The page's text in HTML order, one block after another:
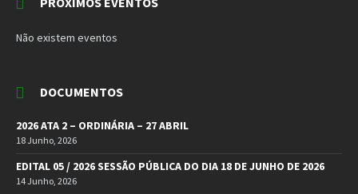
Não existem eventos
DOCUMENTOS
2026 ATA 2 – ORDINÁRIA – 27 ABRIL
18 Junho, 2026
EDITAL 05 / 2026 SESSÃO PÚBLICA DO DIA 18 DE JUNHO DE 2026
14 Junho, 2026